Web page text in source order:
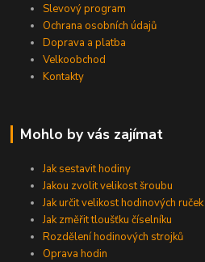
Slevový program
Ochrana osobních údajů
Doprava a platba
Velkoobchod
Kontakty
Mohlo by vás zajímat
Jak sestavit hodiny
Jakou zvolit velikost šroubu
Jak určit velikost hodinových ruček
Jak změřit tloušťku číselníku
Rozdělení hodinových strojků
Oprava hodin